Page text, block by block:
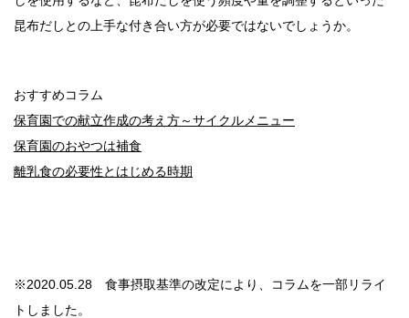
昆布だしとの上手な付き合い方が必要ではないでしょうか。
おすすめコラム
保育園での献立作成の考え方～サイクルメニュー
保育園のおやつは補食
離乳食の必要性とはじめる時期
※2020.05.28 食事摂取基準の改定により、コラムを一部リライ
トしました。